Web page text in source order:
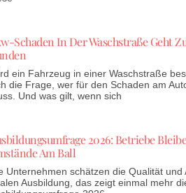
Schaden In Der Waschstraße Geht
ein Fahrzeug in einer Waschstraße
die Frage, wer für den Schaden am
Und was gilt, wenn sich
2026: Betriebe
Am Ball
Unternehmen schätzen die Qualität und
Ausbildung, das zeigt einmal mehr